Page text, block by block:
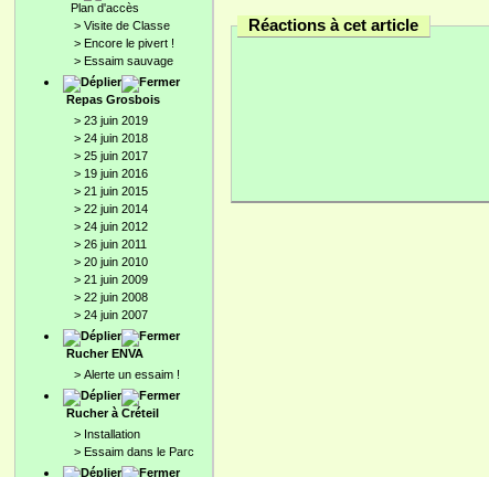
Plan d'accès
> Visite de Classe
> Encore le pivert !
> Essaim sauvage
Repas Grosbois
> 23 juin 2019
> 24 juin 2018
> 25 juin 2017
> 19 juin 2016
> 21 juin 2015
> 22 juin 2014
> 24 juin 2012
> 26 juin 2011
> 20 juin 2010
> 21 juin 2009
> 22 juin 2008
> 24 juin 2007
Rucher ENVA
> Alerte un essaim !
Rucher à Créteil
> Installation
> Essaim dans le Parc
Réactions à cet article